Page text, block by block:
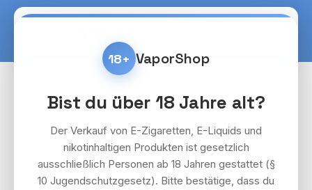
Zum Hauptinhalt springen
Bildergalerie überspringen
18+ VaporShop
Bist du über 18 Jahre alt?
Der Verkauf von E-Zigaretten, E-Liquids und
nikotinhaltigen Produkten ist gesetzlich
ausschließlich Personen ab 18 Jahren gestattet (§
10 Jugendschutzgesetz). Bitte bestätige, dass du